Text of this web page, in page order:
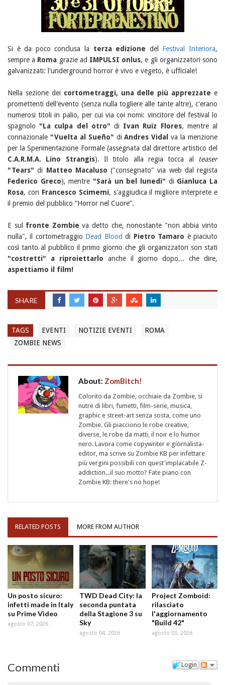
Si è da poco conclusa la terza edizione del Festival Interiora,
sempre a Roma grazie ad IMPULSI onlus, e gli organizzatori sono
galvanizzati: l'underground horror è vivo e vegeto, è ufficiale!
Nella sezione dei cortometraggi, una delle più apprezzate e
promettenti dell'evento (senza nulla togliere alle tante altre), c'erano
numerosi titoli in palio, per cui via coi nomi: vincitore del festival lo
spagnolo "La culpa del otro" di Ivan Ruiz Flores, mentre al
connazionale "Vuelta al Sueño" diAndres Vidal va la menzione
per la Sperimentazione Formale (assegnata dal direttore artistico del
C.A.R.M.A. Lino Strangis). Il titolo alla regia tocca al teaser
"Tears" di Matteo Macaluso ("consegnato" via web dal regista
Federico Greco), mentre "Sarà un bel lunedì" di Gianluca La
Rosa, con Francesco Scimemi, s'aggiudica il migliore interprete e
il premio del pubblico “Horror nel Cuore”.
E sul fronte Zombie va detto che, nonostante "non abbia vinto
nulla", il cortometraggio Dead Blood di Pietro Tamaro è piaciuto
così tanto al pubblico il primo giorno che gli organizzatori son stati
"costretti" a riproiettarlo anche il giorno dopo... che dire,
aspettiamo il film!
SHARE
TAGS EVENTI NOTIZIE EVENTI
ROMA
ZOMBIE NEWS
About: ZomBitch!
Colorito da Zombie, occhiaie da Zombie, si
nutre di libri, fumetti, film-serie, musica,
graphic e street-art senza sosta, come uno
Zombie. Gli piacciono le robe creative,
diverse, le robe da matti, il noir e lo humor
nero. Lavora come copywriter e giornalista-
editor, ma scrive su Zombie KB per infettare
più vergini possibili con quest'implacabile Z-
addiction...il suo motto? Fate piano con
Zombie KB: there's no hope!
RELATED POSTS MORE FROM AUTHOR
Un posto sicuro:
infetti made in Italy
su Prime Video
agosto 07, 2026
TWD Dead City: la
seconda puntata
della Stagione 3 su
Sky
agosto 04, 2026
Project Zomboid:
rilasciato
l'aggiornamento
"Build 42"
agosto 03, 2026
Login
Commenti